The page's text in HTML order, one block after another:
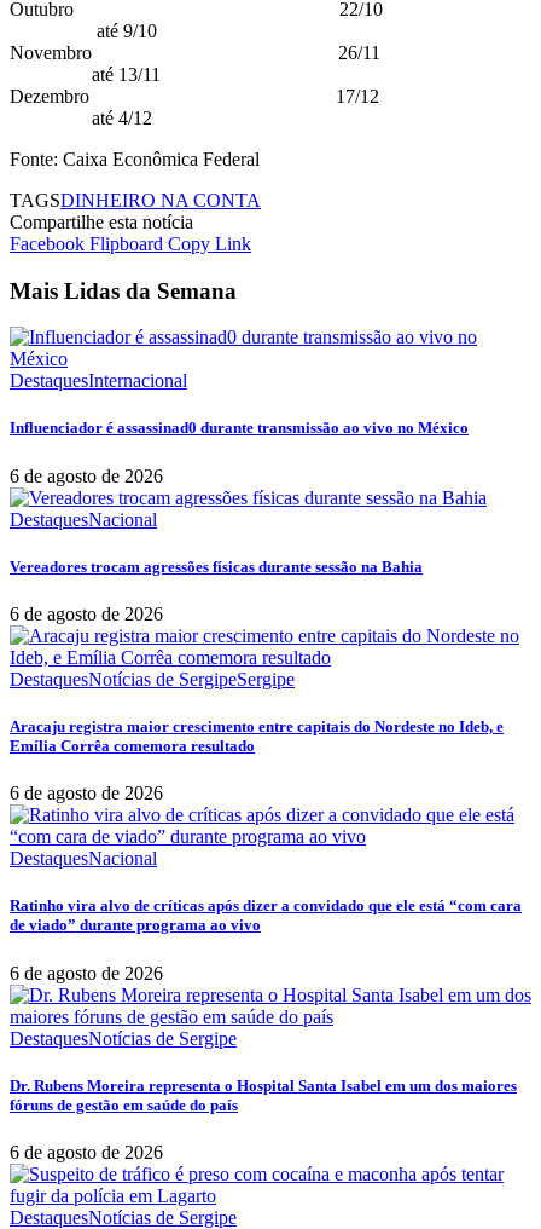
Outubro 22/10
até 9/10
Novembro 26/11
até 13/11
Dezembro 17/12
até 4/12
Fonte: Caixa Econômica Federal
TAGSDINHEIRO NA CONTA
Compartilhe esta notícia
Facebook Flipboard Copy Link
Mais Lidas da Semana
DestaquesInternacional
Influenciador é assassinad0 durante transmissão ao vivo no México
6 de agosto de 2026
DestaquesNacional
Vereadores trocam agressões físicas durante sessão na Bahia
6 de agosto de 2026
DestaquesNotícias de SergipeSergipe
Aracaju registra maior crescimento entre capitais do Nordeste no Ideb, e
Emília Corrêa comemora resultado
6 de agosto de 2026
DestaquesNacional
Ratinho vira alvo de críticas após dizer a convidado que ele está “com cara
de viado” durante programa ao vivo
6 de agosto de 2026
DestaquesNotícias de Sergipe
Dr. Rubens Moreira representa o Hospital Santa Isabel em um dos maiores
fóruns de gestão em saúde do país
6 de agosto de 2026
DestaquesNotícias de Sergipe